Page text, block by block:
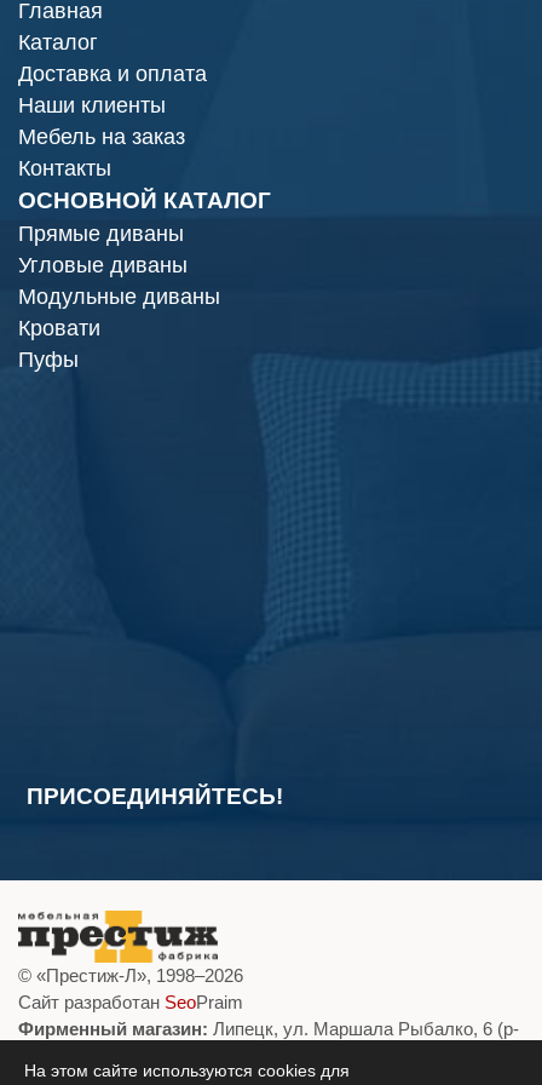
Главная
Каталог
Доставка и оплата
Наши клиенты
Мебель на заказ
Контакты
ОСНОВНОЙ КАТАЛОГ
Прямые диваны
Угловые диваны
Модульные диваны
Кровати
Пуфы
ПРИСОЕДИНЯЙТЕСЬ!
© «Престиж-Л», 1998–2026
Сайт разработан SeoPraim
Фирменный магазин: Липецк, ул. Маршала Рыбалко, 6 (р-
На этом сайте используются cookies для